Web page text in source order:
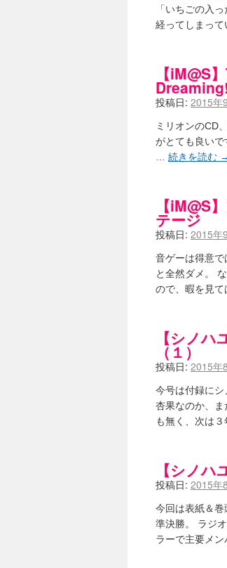
「いちごの入
経ってしまっ
【iM@S
Dreaming!
投稿日: 2015年
ミリオンのCD
がとても良い
続きを読む →
【iM@S
テージ
投稿日: 2015年
音ゲーは得意
と全然ダメ。
ので、暇を見
【シノ
（１）
投稿日: 2015年
今号は付録に
杏果なのか、
も無く、次は
【シノハ
投稿日: 2015年
今回は表紙＆
準決勝。 ラジ
ラーで主要メ